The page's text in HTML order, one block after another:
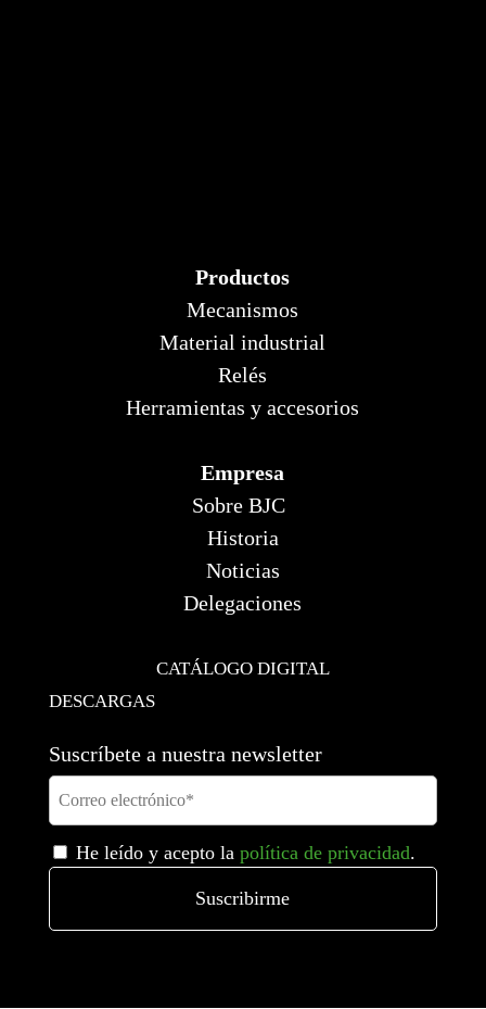
Productos
Mecanismos
Material industrial
Relés
Herramientas y accesorios
Empresa
Sobre BJC
Historia
Noticias
Delegaciones
CATÁLOGO DIGITAL
DESCARGAS
Suscríbete a nuestra newsletter
He leído y acepto la política de privacidad.